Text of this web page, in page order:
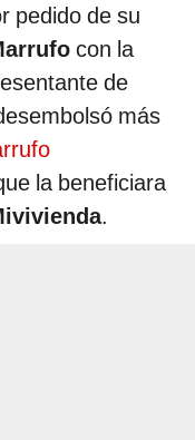
pedido de su
con la
de
más
la beneficiara
.